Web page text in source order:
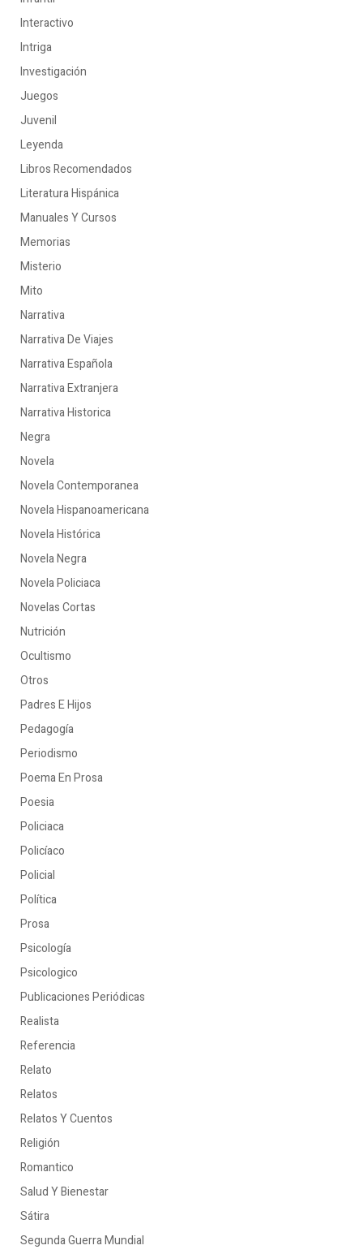
Interactivo
Intriga
Investigación
Juegos
Juvenil
Leyenda
Libros Recomendados
Literatura Hispánica
Manuales Y Cursos
Memorias
Misterio
Mito
Narrativa
Narrativa De Viajes
Narrativa Española
Narrativa Extranjera
Narrativa Historica
Negra
Novela
Novela Contemporanea
Novela Hispanoamericana
Novela Histórica
Novela Negra
Novela Policiaca
Novelas Cortas
Nutrición
Ocultismo
Otros
Padres E Hijos
Pedagogía
Periodismo
Poema En Prosa
Poesia
Policiaca
Policíaco
Policial
Política
Prosa
Psicología
Psicologico
Publicaciones Periódicas
Realista
Referencia
Relato
Relatos
Relatos Y Cuentos
Religión
Romantico
Salud Y Bienestar
Sátira
Segunda Guerra Mundial